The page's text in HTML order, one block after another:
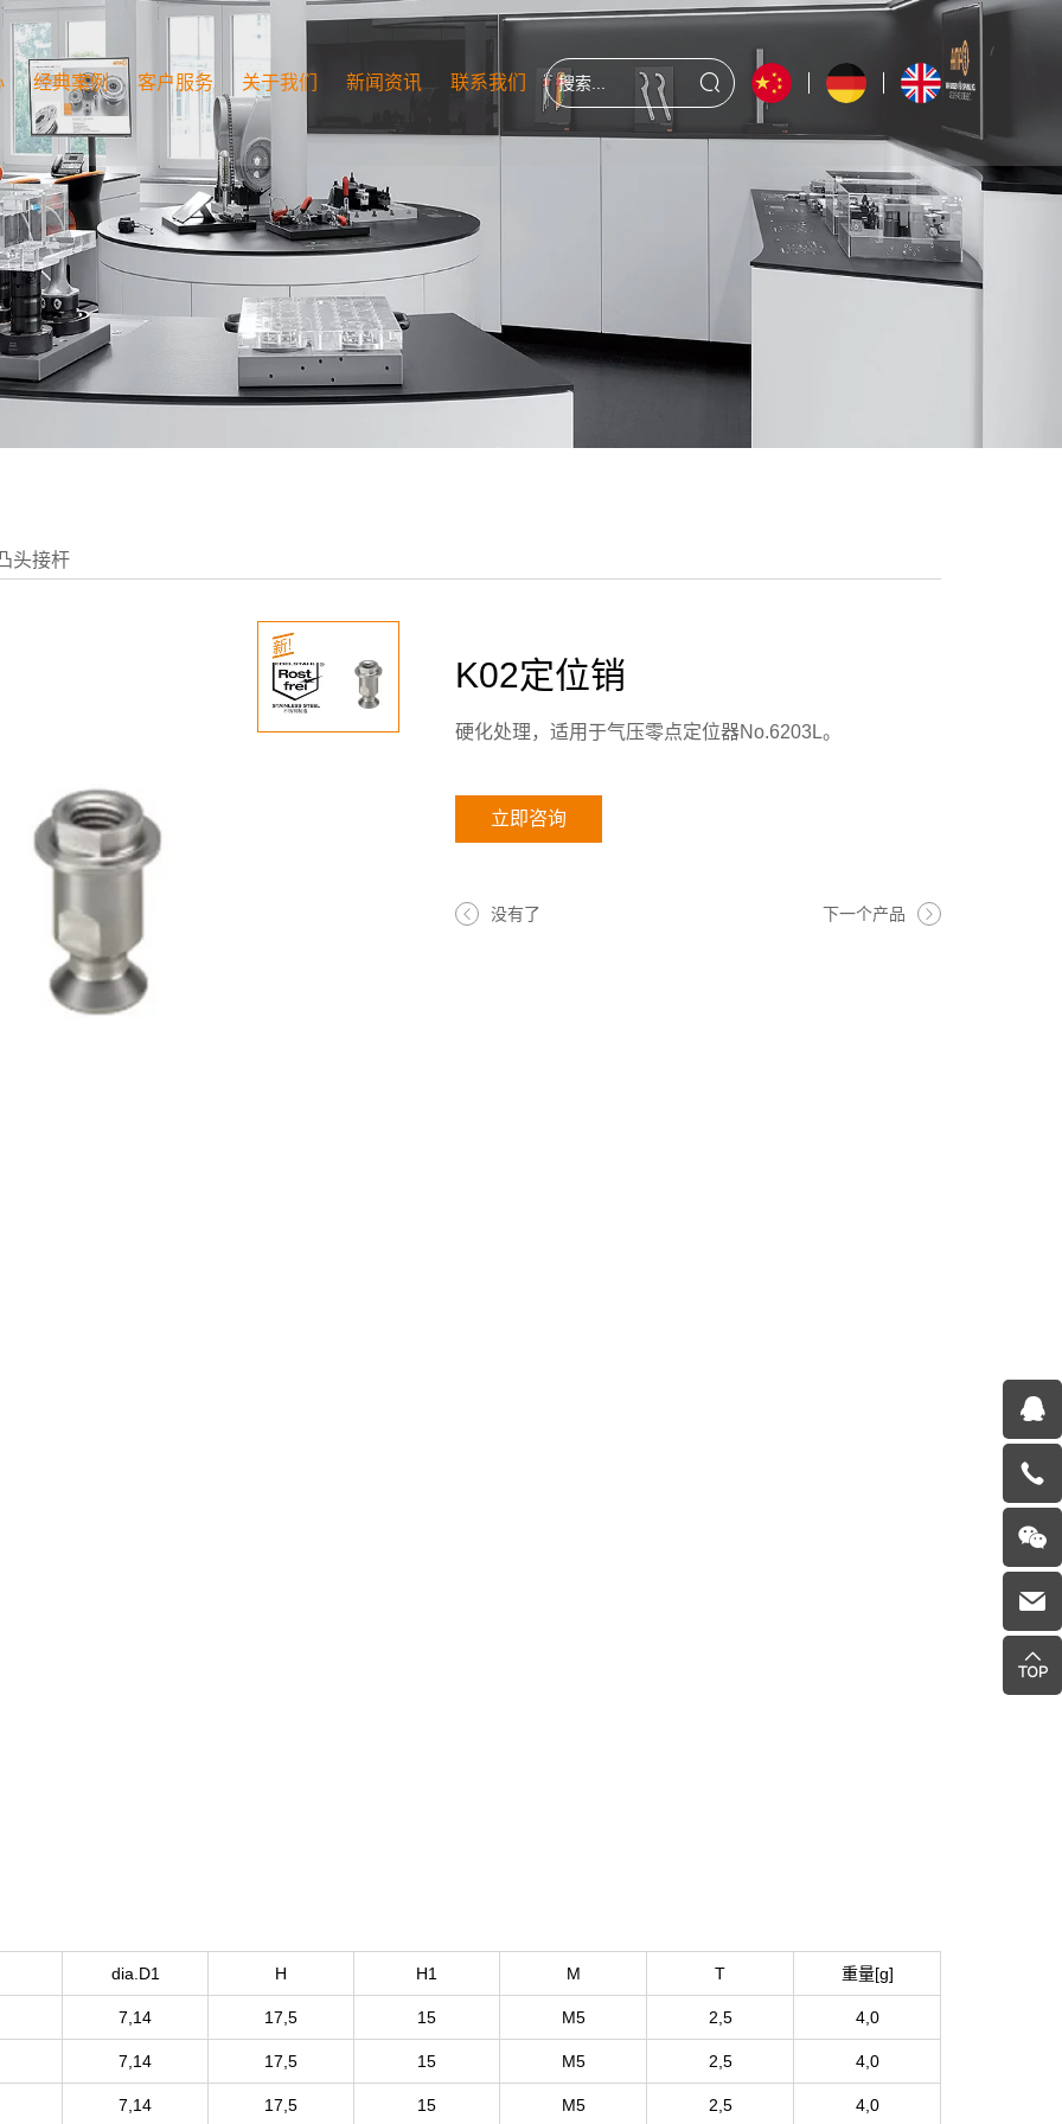
经典案例 客户服务 关于我们 新闻资讯 联系我们
头接杆
K02定位销
硬化处理，适用于气压零点定位器No.6203L。
立即咨询
没有了 下一个产品
dia.D1 H H1 M T 重量[g]
7,14 17,5 15 M5 2,5 4,0
7,14 17,5 15 M5 2,5 4,0
7,14 17,5 15 M5 2,5 4,0